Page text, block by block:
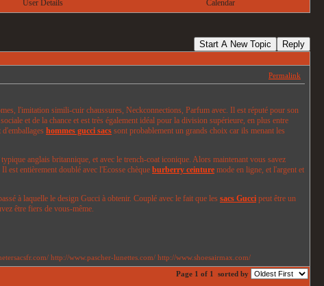
User Details Calendar
Start A New Topic Reply
Permalink
l'imitation simili-cuir chaussures, Neckconnections, Parfum avec. Il est réputé pour son
et de la chance et est très également idéal pour la division supérieure, en plus entre
d'emballages hommes gucci sacs sont probablement un grands choix car ils menant les
anglais britannique, et avec le trench-coat iconique. Alors maintenant vous savez
est entièrement doublé avec l'Ecosse chèque burberry ceinture mode en ligne, et l'argent et
à laquelle le design Gucci à obtenir. Couplé avec le fait que les sacs Gucci peut être un
être fiers de vous-même.
http://www.pascher-lunettes.com/ http://www.shoesairmax.com/
Page 1 of 1
sorted by